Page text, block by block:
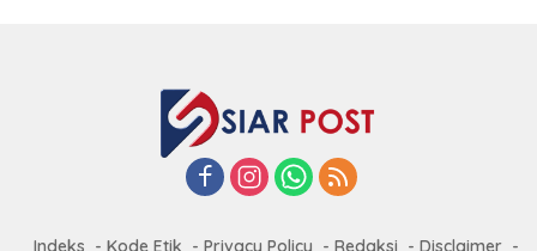
Indeks Kode Etik Privacy Policy Redaksi Disclaimer